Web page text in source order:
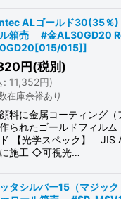
ALゴールド30(35
ル箱売 #金AL30GD20
015]]
円(税別)
: 11,352円)
在庫余裕あり
料に金属コーティング（
られたゴールドフィル
【光学スペック】
施工 ◇可視光…
タシルバー15（マジッ